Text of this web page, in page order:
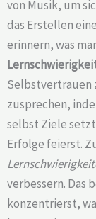
von Musik, um
das Erstellen
erinnern, was
Selbstvertrauen
zusprechen,
selbst Ziele
Erfolge feierst.
verbessern. Das
konzentrierst,